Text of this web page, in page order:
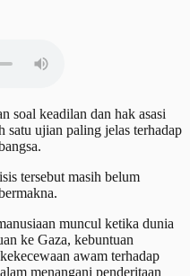
soal keadilan dan hak asasi
satu ujian paling jelas terhadap
tersebut masih belum
muncul ketika dunia
ke Gaza, kebuntuan
awam terhadap
menangani penderitaan